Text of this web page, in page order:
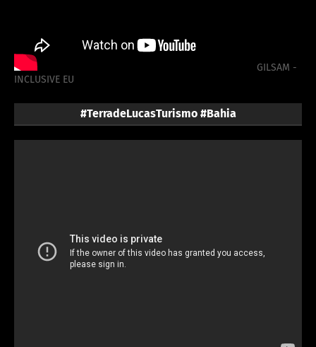
GILSAM -
INCLUSIVE EU
#TerradeLucasTurismo #Bahia